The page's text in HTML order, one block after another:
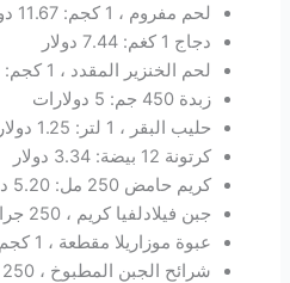
لحم مفروم ، 1 كجم: 11.67 دولارًا
دجاج 1 كغم: 7.44 دولار
لحم الخنزير المقدد ، 1 كجم: 15 دولارًا
زبدة 450 جم: 5 دولارات
حليب البقر ، 1 لتر: 1.25 دولار
كرتونة 12 بيضة: 3.34 دولار
كريم حامض 250 مل: 5.20 دولار
جبن فيلادلفيا كريم ، 250 جرام: 5 دولارات
عبوة موزاريلا مقطعة ، 1 كجم: 15.60 دولارًا
شرائح الجبن المطبوخ ، 250 جرام: 2.52 دولار